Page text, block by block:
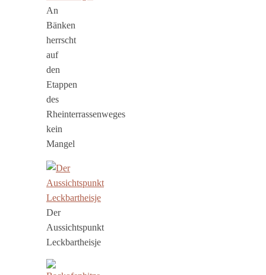
An
Bänken
herrscht
auf
den
Etappen
des
Rheinterrassenweges
kein
Mangel
Der
Aussichtspunkt
Leckbartheisje